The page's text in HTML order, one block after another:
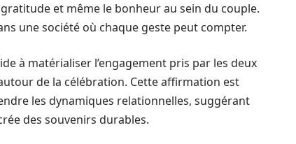
et même le bonheur au sein du couple.
une société où chaque geste peut compter.
à matérialiser l’engagement pris par les deux
de la célébration. Cette affirmation est
les dynamiques relationnelles, suggérant
des souvenirs durables.